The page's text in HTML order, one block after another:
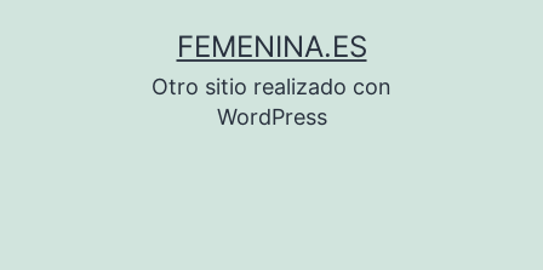
FEMENINA.ES
Otro sitio realizado con
WordPress